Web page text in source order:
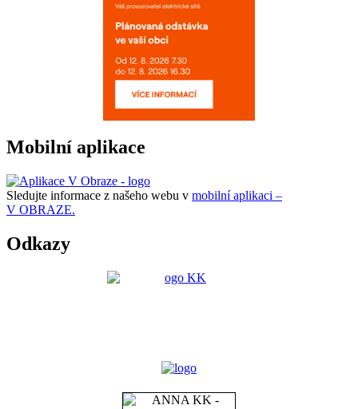
Mobilní aplikace
Sledujte informace z našeho webu v mobilní aplikaci –
V OBRAZE.
Odkazy